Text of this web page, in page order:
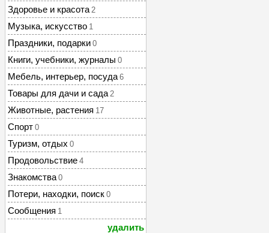
Здоровье и красота 2
Музыка, искусство 1
Праздники, подарки 0
Книги, учебники, журналы 0
Мебель, интерьер, посуда 6
Товары для дачи и сада 2
Животные, растения 17
Спорт 0
Туризм, отдых 0
Продовольствие 4
Знакомства 0
Потери, находки, поиск 0
Сообщения 1
удалить